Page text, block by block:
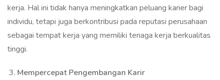
kerja. Hal ini tidak hanya meningkatkan peluang karier bagi
individu, tetapi juga berkontribusi pada reputasi perusahaan
sebagai tempat kerja yang memiliki tenaga kerja berkualitas
tinggi.
Mempercepat Pengembangan Karir